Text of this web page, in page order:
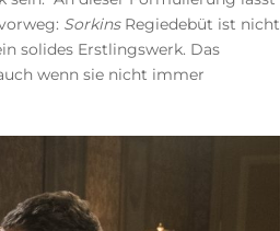
SorkinsRegiedebüt ist nicht
solides Erstlingswerk. Das
wenn sie nicht immer